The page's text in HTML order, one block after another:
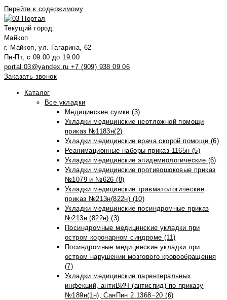
Перейти к содержимому
Текущий город:
Майкоп
г. Майкоп, ул. Гагарина, 62
Пн-Пт, с 09:00 до 19:00
portal.03@yandex.ru +7 (909) 938 09 06
Заказать звонок
Каталог
Все укладки
Медицинские сумки (3)
Укладки медицинские неотложной помощи
приказ №1183н(2)
Укладки медицинские врача скорой помощи (6)
Реанимационные наборы приказ 1165н (5)
Укладки медицинские эпидемиологические (6)
Укладки медицинские противошоковые приказ
№1079 и №626 (8)
Укладки медицинские травматологические
приказ №213н(822н) (10)
Укладки медицинские посиндромные приказ
№213н (822н) (3)
Посиндромные медицинские укладки при
остром коронарном синдроме (11)
Посиндромные медицинские укладки при
остром нарушении мозгового кровообращения
(7)
Укладки медицинские парентеральных
инфекций, антиВИЧ (антиспид) по приказу
№189н(1н), СанПин 2.1368−20 (6)